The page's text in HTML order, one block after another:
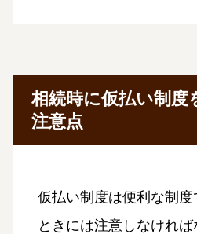
相続時に仮払い制度
注意点
仮払い制度は便利な制
ときには注意しなければ